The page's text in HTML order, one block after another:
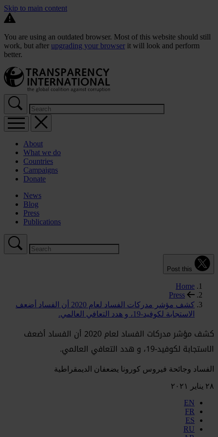
Skip to main content
You are using an outdated browser. Most of this website should still
work, but after upgrading your browser it will look and perform
better.
About
What we do
Countries
Campaigns
Donate
News
Blog
Press
Publications
Post this
Home
Press
كشف مؤشر مدركات الفساد لعام 2020 أن الفساد أضعف
الاستجابة لكوفيد-19، و هدد التعافي العالمي.
كشف مؤشر مدركات الفساد لعام 2020 أن الفساد أضعف
الاستجابة لكوفيد-19، و هدد التعافي العالمي.
الفساد وجائحة فيروس كورونا يضعفان الديمقراطية
٢٨ يناير ٢٠٢١
EN
FR
ES
RU